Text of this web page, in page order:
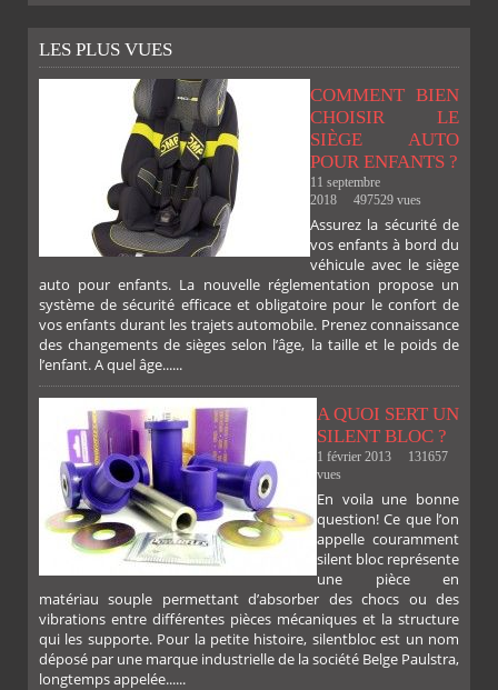
FACEBOOKTWITTERGOOGLEPINTEREST
PLUS
LES PLUS VUES
COMMENT BIEN
CHOISIR LE
SIÈGE AUTO
POUR ENFANTS ?
11 septembre
2018
497529 vues
Assurez la sécurité de
vos enfants à bord du
véhicule avec le siège
auto pour enfants. La nouvelle réglementation propose un
système de sécurité efficace et obligatoire pour le confort de
vos enfants durant les trajets automobile. Prenez connaissance
des changements de sièges selon l’âge, la taille et le poids de
l’enfant. A quel âge......
A QUOI SERT UN
SILENT BLOC ?
1 février 2013
131657
vues
En voila une bonne
question! Ce que l’on
appelle couramment
silent bloc représente
une pièce en
matériau souple permettant d’absorber des chocs ou des
vibrations entre différentes pièces mécaniques et la structure
qui les supporte. Pour la petite histoire, silentbloc est un nom
déposé par une marque industrielle de la société Belge Paulstra,
longtemps appelée......